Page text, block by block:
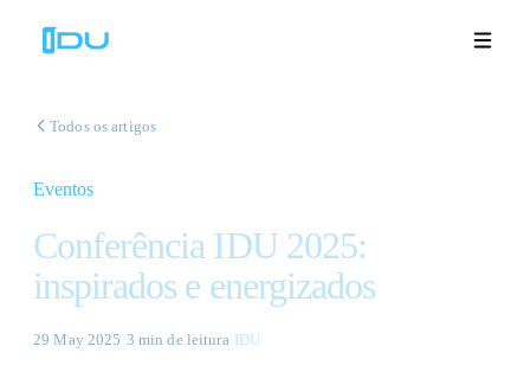
Soluções
Plataforma
Todos os artigos
Eventos
Conferência IDU 2025:
inspirados e energizados
29 May 2025 3 min de leitura· IDU